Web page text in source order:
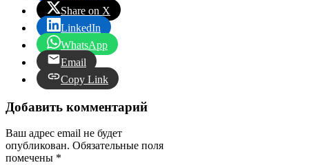
Share on X
LinkedIn
WhatsApp
Email
Copy Link
Добавить комментарий
Ваш адрес email не будет
опубликован. Обязательные поля
помечены *